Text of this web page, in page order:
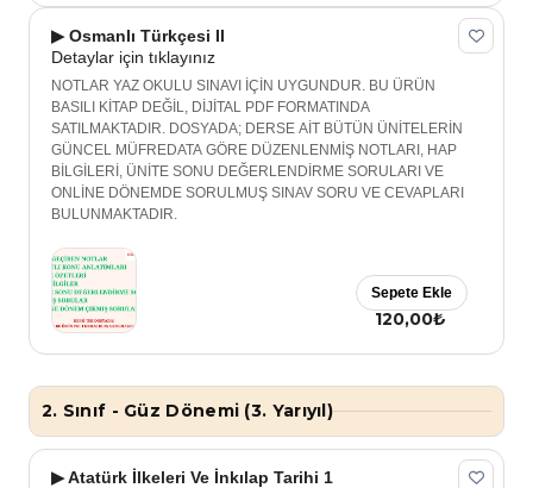
▶ Osmanlı Türkçesi II
Detaylar için tıklayınız
NOTLAR YAZ OKULU SINAVI İÇİN UYGUNDUR. BU ÜRÜN
BASILI KİTAP DEĞİL, DİJİTAL PDF FORMATINDA
SATILMAKTADIR. DOSYADA; DERSE AİT BÜTÜN ÜNİTELERİN
GÜNCEL MÜFREDATA GÖRE DÜZENLENMİŞ NOTLARI, HAP
BİLGİLERİ, ÜNİTE SONU DEĞERLENDİRME SORULARI VE
ONLİNE DÖNEMDE SORULMUŞ SINAV SORU VE CEVAPLARI
BULUNMAKTADIR.
120,00₺
Sepete Ekle
2. Sınıf - Güz Dönemi (3. Yarıyıl)
▶ Atatürk İlkeleri Ve İnkılap Tarihi 1